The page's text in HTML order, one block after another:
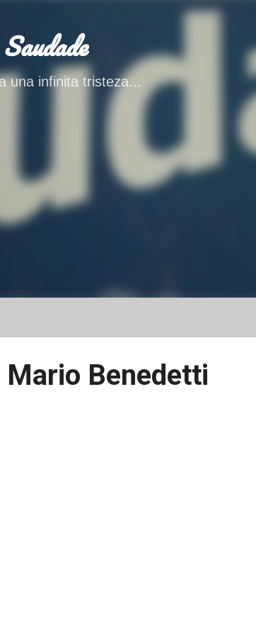
Ir al contenido principal
una infinita tristeza...
Benedetti